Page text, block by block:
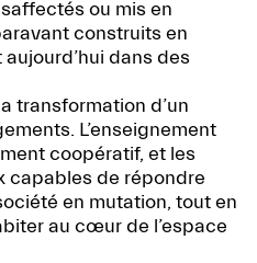
ou mis en
construits en
dans des
transformation d’un
L’enseignement
coopératif, et les
capables de répondre
en mutation, tout en
au cœur de l’espace